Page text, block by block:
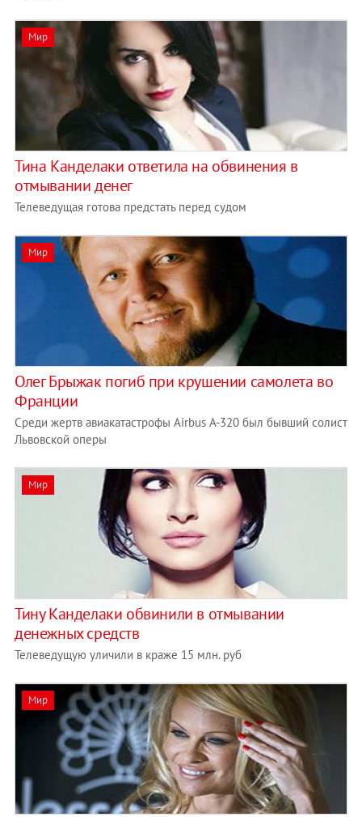
Мир
Тина Канделаки ответила на обвинения в
отмывании денег
Телеведущая готова предстать перед судом
Мир
Олег Брыжак погиб при крушении самолета во
Франции
Среди жертв авиакатастрофы Airbus A-320 был бывший солист
Львовской оперы
Мир
Тину Канделаки обвинили в отмывании
денежных средств
Телеведущую уличили в краже 15 млн. руб
Мир